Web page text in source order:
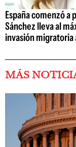
España comenzó a
Sánchez lleva al
invasión migratoria
MÁS